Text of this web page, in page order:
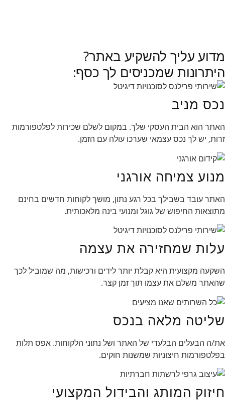
מדוע עליך להשקיע באתר?
היתרונות שמכניסים לך כסף:
נכס מניב
האתר הוא הבית העסקי שלך. במקום לשלם שכירות לפלטפורמות
זרות, יש לך נכס עצמאי שערכו עולה עם הזמן.
מנוע צמיחה אורגני
האתר עובד בשבילך בכל רגע נתון, מושך לקוחות חדשים בחינם
מתוצאות החיפוש של גוגל ומנועי בינה מלאכותית.
עלות שמחזירה את עצמה
השקעה מקצועית היא קבלת יותר לידים ורכישות, מה שמוביל לכך
שהאתר משלם את עצמו תוך זמן קצר.
שליטה מלאה בנכס
את/ה הבעלים הבלעדי של האתר ושל נתוני הלקוחות. אפס תלות
בפלטפורמות חיצוניות שמשנות חוקים.
חיזוק המותג והבידול המקצועי